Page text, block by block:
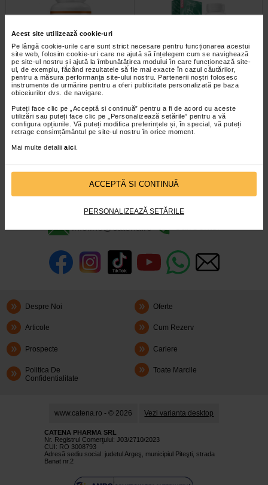
Acest site utilizează cookie-uri
Pe lângă cookie-urile care sunt strict necesare pentru funcționarea acestui
site web, folosim cookie-uri care ne ajută să înțelegem cum se navighează
pe site-ul nostru și ajută la îmbunătățirea modului în care funcționează site-
ul, de exemplu, făcând rezultatele să fie mai exacte în cazul căutărilor,
pentru a măsura performanța site-ului nostru. Partenerii noștri folosesc
instrumente de urmărire pentru a oferi publicitate personalizată pe baza
obiceiurilor dvs. de navigare.
Puteți face clic pe „Acceptă si continuă” pentru a fi de acord cu aceste
utilizări sau puteți face clic pe „Personalizează setările” pentru a vă
configura opțiunile. Vă puteți modifica preferințele și, în special, vă puteți
retrage consimțământul pe site-ul nostru în orice moment.
Mai multe detalii aici
ACCEPTĂ SI CONTINUĂ
PERSONALIZEAZĂ SETĂRILE
Enzime digestive Bromelain &
Papain, 60 capsule, Zenyth
Enzime digestive 100% naturale
Supliment alimentar pentru
imbunatatirea digestiei…
ArtroHelp Pain, 30 capsule
vegetale, Zenyth
ArtroHelp Pain este un supliment
alimentar 100% natural. Prin
continutul sau, produsul…
infoline@catena.ro CallCenter
Despre Noi Oferte
Articole Cum Rezerv
Prospecte Cariere
Politica De
Confidentialitate
Toate Marcile
www.catena.ro - © 2026 Vezi varianta desktop
CATENA PHARMA SRL
Nr. Registrul Comerţului: J03/2710/2023
CUI: RO 3008793
Adresă sediu social: judetul Argeş, municipiul Piteşti, strada
Banat nr.2